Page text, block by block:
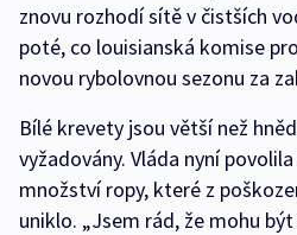
znovu rozhodí sítě v čistších
poté, co louisianská komise
novou rybolovnou sezonu za
Bílé krevety jsou větší než
vyžadovány. Vláda nyní
množství ropy, které z
uniklo. „Jsem rád, že mohu